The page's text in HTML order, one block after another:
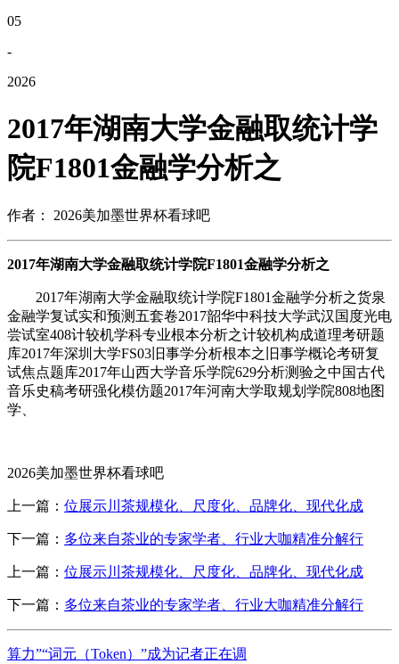
05
-
2026
2017年湖南大学金融取统计学
院F1801金融学分析之
作者： 2026美加墨世界杯看球吧
2017年湖南大学金融取统计学院F1801金融学分析之
2017年湖南大学金融取统计学院F1801金融学分析之货泉
金融学复试实和预测五套卷2017韶华中科技大学武汉国度光电
尝试室408计较机学科专业根本分析之计较机构成道理考研题
库2017年深圳大学FS03旧事学分析根本之旧事学概论考研复
试焦点题库2017年山西大学音乐学院629分析测验之中国古代
音乐史稿考研强化模仿题2017年河南大学取规划学院808地图
学、
2026美加墨世界杯看球吧
上一篇： 位展示川茶规模化、尺度化、品牌化、现代化成
下一篇： 多位来自茶业的专家学者、行业大咖精准分解行
上一篇： 位展示川茶规模化、尺度化、品牌化、现代化成
下一篇： 多位来自茶业的专家学者、行业大咖精准分解行
算力”“词元（Token）”成为记者正在调